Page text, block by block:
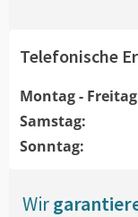
Telefonische
Montag -
Samstag:
Sonntag:
Wir